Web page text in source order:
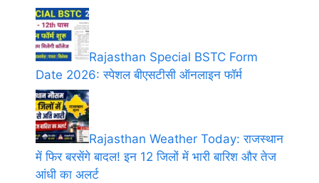
Rajasthan Special BSTC Form
Date 2026: स्पेशल बीएसटीसी ऑनलाइन फॉर्म
Rajasthan Weather Today: राजस्थान
में फिर बरसेंगे बादल! इन 12 जिलों में भारी बारिश और तेज
आंधी का अलर्ट